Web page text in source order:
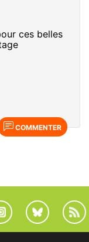
ces belles
COMMENTER